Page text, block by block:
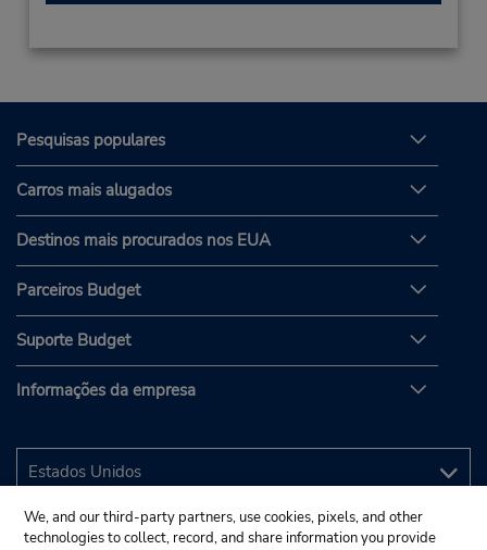
Pesquisas populares
Carros mais alugados
Destinos mais procurados nos EUA
Parceiros Budget
Suporte Budget
Informações da empresa
We, and our third-party partners, use cookies, pixels, and other
technologies to collect, record, and share information you provide